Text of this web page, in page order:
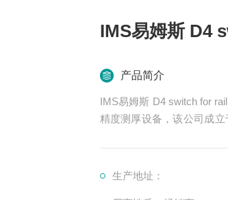
IMS易姆斯 D4
产品简介
IMS易姆斯 D4 switch for rail IMS 易姆斯测厚仪是由德国 IMS Messsysteme GmbH 公司生产的高
精度测厚设备，该公司成
生产地址：